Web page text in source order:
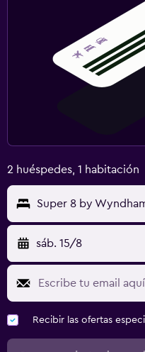
2 huéspedes, 1 habitación
Super 8 by
sáb. 15/8
Recibir las ofertas